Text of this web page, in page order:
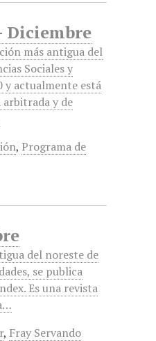
Diciembre
más antigua del
Sociales y
y actualmente está
arbitrada y de
, Programa de
del noreste de
se publica
Es una revista
, Fray Servando